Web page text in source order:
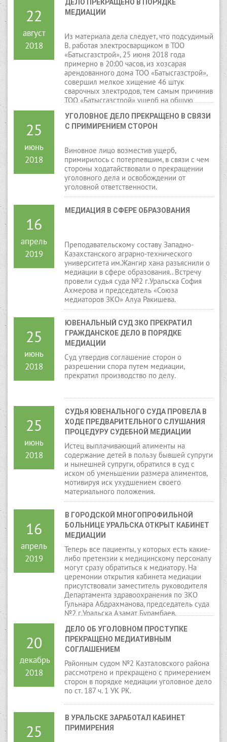
размере 20 месячных расчетных
показателей.
22
август
2018
ДЕЛО ПРЕКРАЩЕНО В ПОРЯДКЕ
МЕДИАЦИИ
Из материала дела следует, что подсудимый
В. работая электросварщиком в ТОО
«Батысгазстрой», 25 июня 2018 года
примерно в 20:00 часов, из хозсарая
арендованного дома ТОО «Батысгазстрой»,
совершил мелкое хищение 46 штук
сварочных электродов, тем самым причинив
ТОО «Батысгазстрой» ущерб на общую
25
июнь
2018
УГОЛОВНОЕ ДЕЛО ПРЕКРАЩЕНО В СВЯЗИ
С ПРИМИРЕНИЕМ СТОРОН
Виновное лицо возместив ущерб,
примирилось с потерпевшим, в связи с чем
стороны ходатайствовали о прекращении
уголовного дела и освобождении от
уголовной ответственности.
16
апрель
2019
МЕДИАЦИЯ В СФЕРЕ ОБРАЗОВАНИЯ
Преподавательскому составу Западно-
Казахстанского аграрно-технического
университета им.Жангир хана разъяснили о
медиации в сфере образования.. Встречу
провели судья суда №2 г.Уральска София
Ахмерова и председатель «Союза
медиаторов ЗКО» Алуа Ракишева.
25
июнь
2018
ЮВЕНАЛЬНЫЙ СУД ЗКО ПРЕКРАТИЛ
ГРАЖДАНСКОЕ ДЕЛО В ПОРЯДКЕ
МЕДИАЦИИ
Суд утвердив соглашение сторон о
разрешении спора путем медиации,
прекратил производство по делу.
25
июнь
2018
СУДЬЯ ЮВЕНАЛЬНОГО СУДА ПРОВЕЛА В
ХОДЕ ПРЕДВАРИТЕЛЬНОГО СЛУШАНИЯ
ПРОЦЕДУРУ СУДЕБНОЙ МЕДИАЦИИ
Истец выплачивающий алименты на
содержание детей в пользу бывшей супруги
и нынешней супруги, обратился в суд с
иском об уменьшении размера алиментов,
мотивируя иск ухудшением своего
материального положения.
16
апрель
2019
В ГОРОДСКОЙ МНОГОПРОФИЛЬНОЙ
БОЛЬНИЦЕ УРАЛЬСКА ОТКРЫТ КАБИНЕТ
МЕДИАЦИИ
Теперь все пациенты, у которых есть какие-
либо претензии к медицинскому персоналу
могут сразу обратиться к медиатору. На
церемонии открытия кабинета медиации
присутствовали заместитель руководителя
Департамента здравоохранения по ЗКО
Гульнара Абдрахманова, председатель суда
№2 г.Уральска Азамат Бурамбаев,
Ракишева, директор больницы Арман
Калибеков и коллектив больницы.
20
декабрь
2018
ДЕЛО ОБ УГОЛОВНОМ ПРОСТУПКЕ
ПРЕКРАЩЕНО МЕДИАТИВНЫМ
СОГЛАШЕНИЕМ
Районным судом №2 Казталовского района
рассмотрено и прекращено с примерением
сторон в порядке медиации уголовное дело
по ст. 187 ч. 1 УК РК.
25
В УРАЛЬСКЕ ЗАРАБОТАЛ КАБИНЕТ
ПРИМИРЕНИЯ